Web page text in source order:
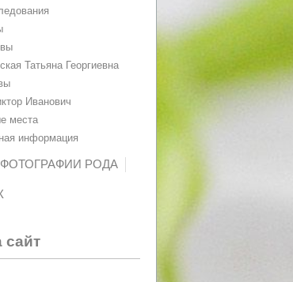
Татьяна Георгиевна
Иванович
места
информация
РОДА
сайт